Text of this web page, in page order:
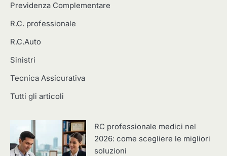
Previdenza Complementare
R.C. professionale
R.C.Auto
Sinistri
Tecnica Assicurativa
Tutti gli articoli
RC professionale medici nel
2026: come scegliere le migliori
soluzioni